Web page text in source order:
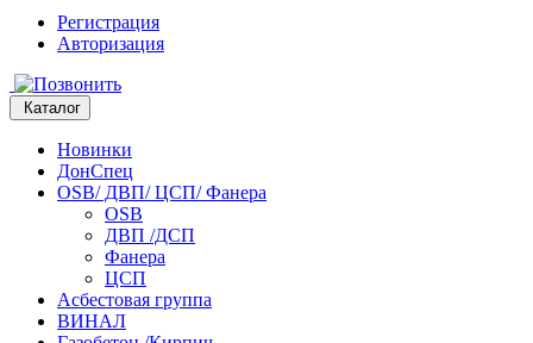
Регистрация
Авторизация
Каталог
Новинки
ДонСпец
OSB/ ДВП/ ЦСП/ Фанера
OSB
ДВП /ДСП
Фанера
ЦСП
Асбестовая группа
ВИНАЛ